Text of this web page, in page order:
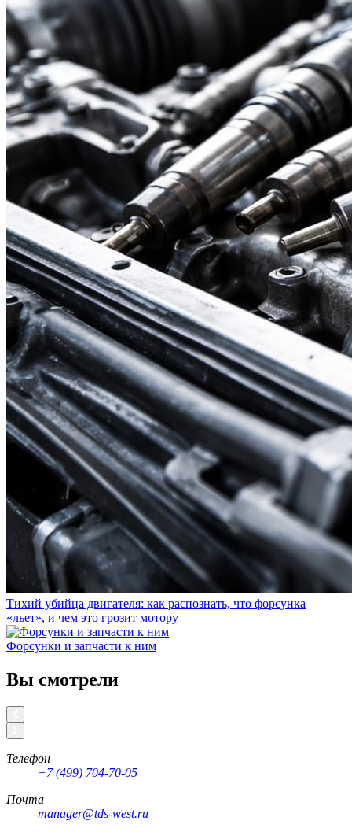
Тихий убийца двигателя: как распознать, что форсунка
«льет», и чем это грозит мотору
Форсунки и запчасти к ним
Вы смотрели
Телефон
+7 (499) 704-70-05
Почта
manager@tds-west.ru